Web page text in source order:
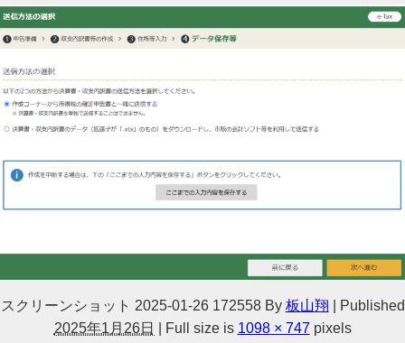
スクリーンショット 2025-01-26 172558 By 板山翔 | Published
2025年1月26日 | Full size is 1098 × 747 pixels